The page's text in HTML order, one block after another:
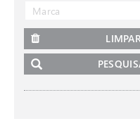
Marca